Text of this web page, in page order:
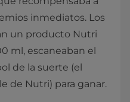
inmediatos. Los
un producto Nutri
ml, escaneaban el
de la suerte (el
de Nutri) para ganar.